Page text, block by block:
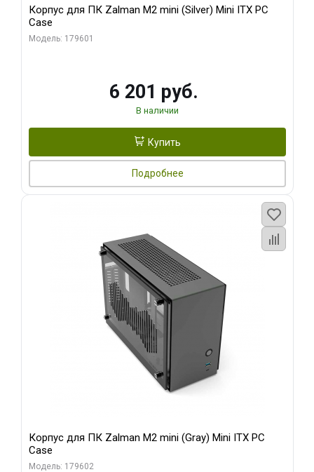
Корпус для ПК Zalman M2 mini (Silver) Mini ITX PC
Case
Модель: 179601
6 201 руб.
В наличии
Купить
Подробнее
Корпус для ПК Zalman M2 mini (Gray) Mini ITX PC
Case
Модель: 179602